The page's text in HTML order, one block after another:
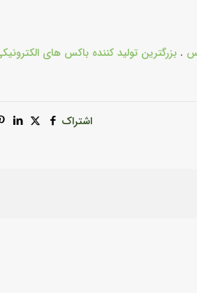
. بزرگترین تولید کننده باکس های
اشتراک